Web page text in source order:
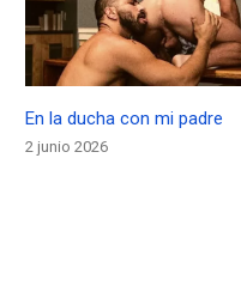
En la ducha con mi padre
2 junio 2026